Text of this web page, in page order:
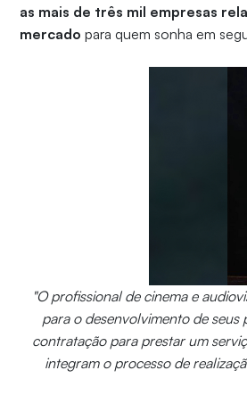
as mais de três mil empresas
mercado para quem sonha em
"O profissional de cinema e
para o desenvolvimento de
contratação para prestar um
integram o processo de